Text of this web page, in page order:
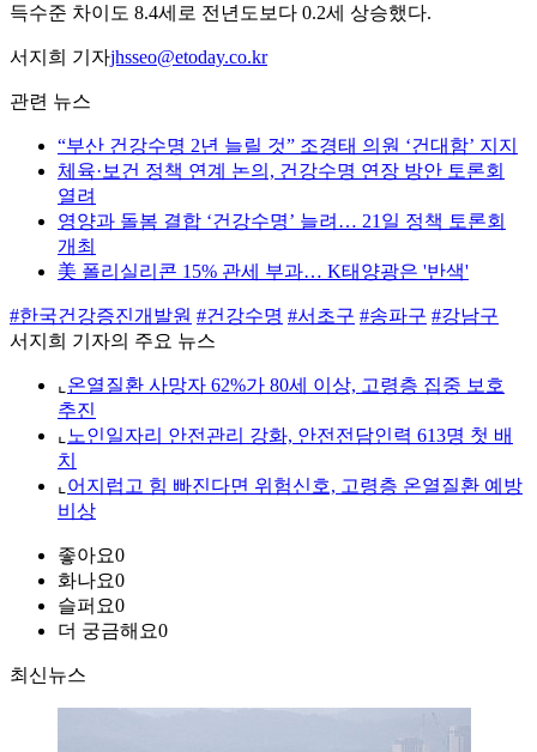
득수준 차이도 8.4세로 전년도보다 0.2세 상승했다.
서지희 기자jhsseo@etoday.co.kr
관련 뉴스
“부산 건강수명 2년 늘릴 것” 조경태 의원 ‘건대함’ 지지
체육·보건 정책 연계 논의, 건강수명 연장 방안 토론회
열려
영양과 돌봄 결합 ‘건강수명’ 늘려… 21일 정책 토론회
개최
美 폴리실리콘 15% 관세 부과… K태양광은 '반색'
#한국건강증진개발원 #건강수명 #서초구 #송파구 #강남구
서지희 기자의 주요 뉴스
⌞ 온열질환 사망자 62%가 80세 이상, 고령층 집중 보호
추진
⌞ 노인일자리 안전관리 강화, 안전전담인력 613명 첫 배
치
⌞ 어지럽고 힘 빠진다면 위험신호, 고령층 온열질환 예방
비상
좋아요0
화나요0
슬퍼요0
더 궁금해요0
최신뉴스